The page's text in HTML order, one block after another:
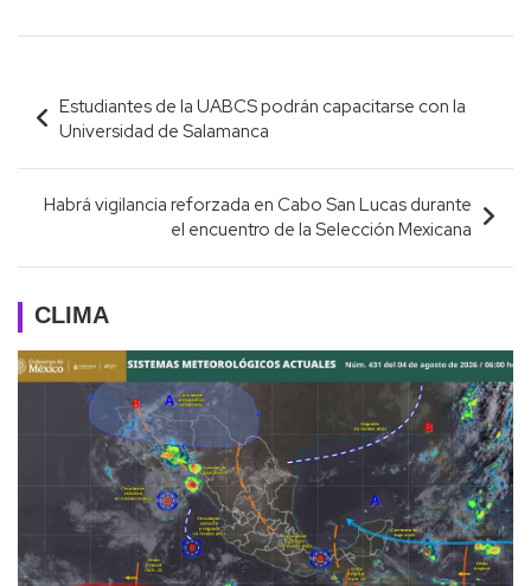
Navegación
de
entradas
Estudiantes de la UABCS podrán capacitarse con la
Universidad de Salamanca
Habrá vigilancia reforzada en Cabo San Lucas durante
el encuentro de la Selección Mexicana
CLIMA